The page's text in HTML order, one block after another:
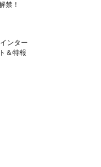
禁！
ンター
＆特報